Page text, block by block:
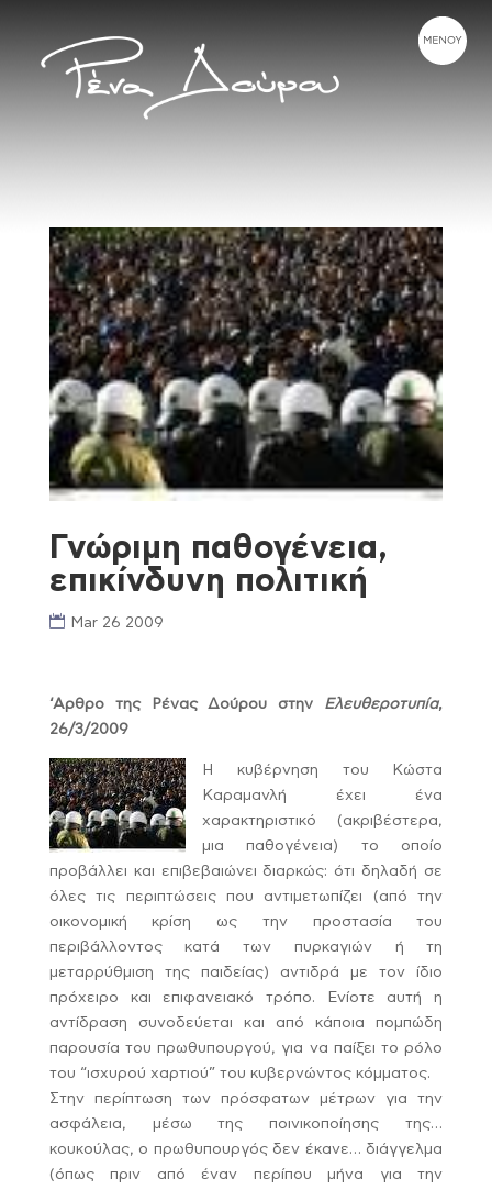
Γνώριμη παθογένεια,
επικίνδυνη πολιτική
Mar 26 2009
‘Αρθρο της Ρένας Δούρου στην Ελευθεροτυπία,
26/3/2009
Η κυβέρνηση του Κώστα
Καραμανλή έχει ένα
χαρακτηριστικό (ακριβέστερα,
μια παθογένεια) το οποίο
προβάλλει και επιβεβαιώνει διαρκώς: ότι δηλαδή σε
όλες τις περιπτώσεις που αντιμετωπίζει (από την
οικονομική κρίση ως την προστασία του
περιβάλλοντος κατά των πυρκαγιών ή τη
μεταρρύθμιση της παιδείας) αντιδρά με τον ίδιο
πρόχειρο και επιφανειακό τρόπο. Ενίοτε αυτή η
αντίδραση συνοδεύεται και από κάποια πομπώδη
παρουσία του πρωθυπουργού, για να παίξει το ρόλο
του “ισχυρού χαρτιού” του κυβερνώντος κόμματος.
Στην περίπτωση των πρόσφατων μέτρων για την
ασφάλεια, μέσω της ποινικοποίησης της…
κουκούλας, ο πρωθυπουργός δεν έκανε… διάγγελμα
(όπως πριν από έναν περίπου μήνα για την